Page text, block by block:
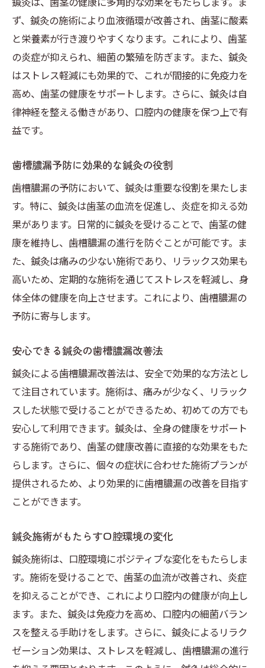
効果的な鍼灸治療の選び方
大阪府での鍼灸の活用事例
歯槽膿漏に効く鍼灸のポイント
歯茎の健康を守る鍼灸の方法
鍼灸で行う歯茎のケアプラン
鍼灸で口腔環境改善を図る方法
鍼灸で健やかな口腔を保つ方法
大阪で鍼灸を取り入れるメリット
鍼灸による口腔内ケアの実践例
鍼灸で歯茎を強化する方法とは
大阪での鍼灸がもたらす歯の健康
鍼灸が歯槽膿漏予防に効く理由
大阪府での鍼灸施術の利点紹介
健康な歯を守る鍼灸の効果
歯茎の健康を支える鍼灸施術
鍼灸で歯の問題を未然に防ぐ方法
大阪で実践する鍼灸ケアとは
歯槽膿漏予防に役立つ鍼灸の知識
知っておきたい鍼灸の基礎知識
鍼灸が口腔健康に与える影響
歯槽膿漏予防のための鍼灸活用法
大阪での鍼灸施術の選び方
鍼灸の効果を引き出す習慣とは
鍼灸で健康を守るためのポイント
ず、鍼灸の施術により血液循環が改善され、歯茎に酸素
と栄養素が行き渡りやすくなります。これにより、歯茎
の炎症が抑えられ、細菌の繁殖を防ぎます。また、鍼灸
はストレス軽減にも効果的で、これが間接的に免疫力を
高め、歯茎の健康をサポートします。さらに、鍼灸は自
律神経を整える働きがあり、口腔内の健康を保つ上で有
益です。
歯槽膿漏予防に効果的な鍼灸の役割
歯槽膿漏の予防において、鍼灸は重要な役割を果たしま
す。特に、鍼灸は歯茎の血流を促進し、炎症を抑える効
果があります。日常的に鍼灸を受けることで、歯茎の健
康を維持し、歯槽膿漏の進行を防ぐことが可能です。ま
た、鍼灸は痛みの少ない施術であり、リラックス効果も
高いため、定期的な施術を通じてストレスを軽減し、身
体全体の健康を向上させます。これにより、歯槽膿漏の
予防に寄与します。
安心できる鍼灸の歯槽膿漏改善法
鍼灸による歯槽膿漏改善法は、安全で効果的な方法とし
て注目されています。施術は、痛みが少なく、リラック
スした状態で受けることができるため、初めての方でも
安心して利用できます。鍼灸は、全身の健康をサポート
する施術であり、歯茎の健康改善に直接的な効果をもた
らします。さらに、個々の症状に合わせた施術プランが
提供されるため、より効果的に歯槽膿漏の改善を目指す
ことができます。
鍼灸施術がもたらす口腔環境の変化
鍼灸施術は、口腔環境にポジティブな変化をもたらしま
す。施術を受けることで、歯茎の血流が改善され、炎症
を抑えることができ、これにより口腔内の健康が向上し
ます。また、鍼灸は免疫力を高め、口腔内の細菌バラン
スを整える手助けをします。さらに、鍼灸によるリラク
ゼーション効果は、ストレスを軽減し、歯槽膿漏の進行